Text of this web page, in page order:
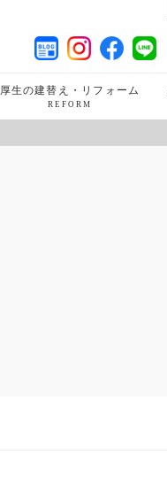
厚生の建替え・リフォーム
REFORM